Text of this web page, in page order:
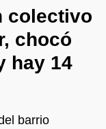
colectivo
chocó
hay 14
barrio